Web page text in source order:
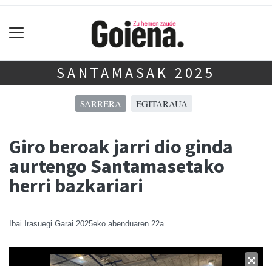
SANTAMASAK 2025
SARRERA EGITARAUA
Giro beroak jarri dio ginda
aurtengo Santamasetako
herri bazkariari
Ibai Irasuegi Garai 2025eko abenduaren 22a